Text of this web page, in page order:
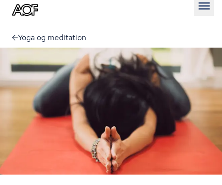
Yoga og meditation